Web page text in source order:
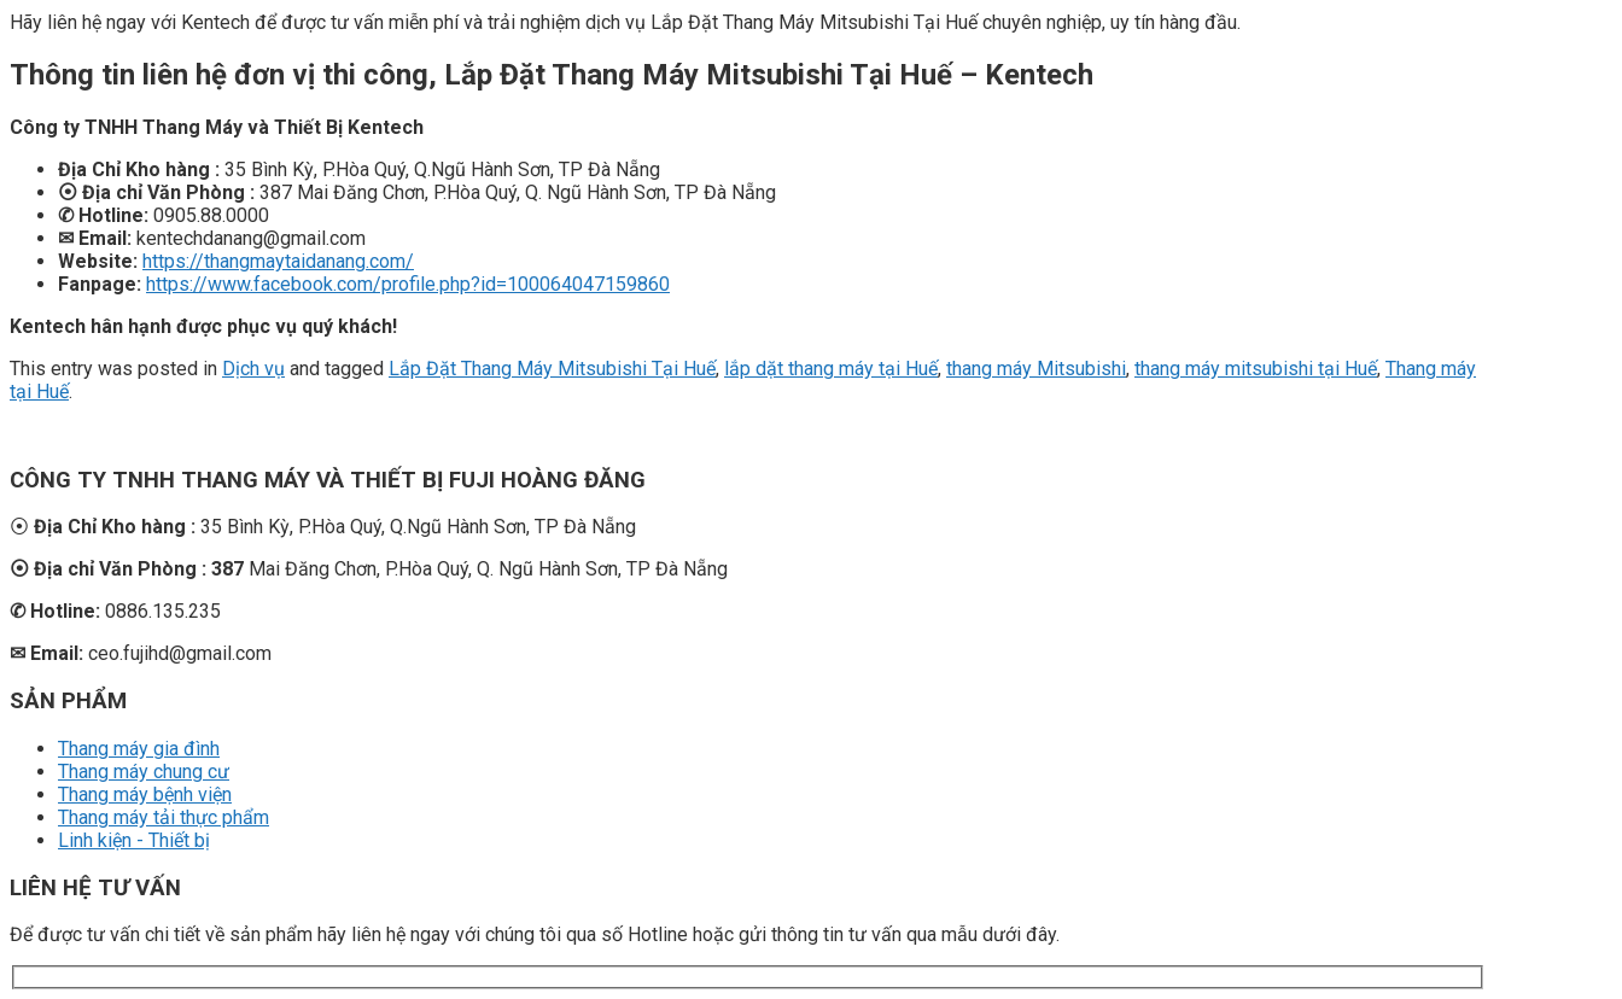
Hãy liên hệ ngay với Kentech để được tư vấn miễn phí và trải nghiệm dịch vụ Lắp Đặt Thang Máy Mitsubishi Tại Huế chuyên nghiệp, uy tín hàng đầu.
Thông tin liên hệ đơn vị thi công, Lắp Đặt Thang Máy Mitsubishi Tại Huế – Kentech
Công ty TNHH Thang Máy và Thiết Bị Kentech
Địa Chỉ Kho hàng : 35 Bình Kỳ, P.Hòa Quý, Q.Ngũ Hành Sơn, TP Đà Nẵng
⦿ Địa chỉ Văn Phòng : 387 Mai Đăng Chơn, P.Hòa Quý, Q. Ngũ Hành Sơn, TP Đà Nẵng
✆Hotline: 0905.88.0000
✉ Email: kentechdanang@gmail.com
Website: https://thangmaytaidanang.com/
Fanpage: https://www.facebook.com/profile.php?id=100064047159860
Kentech hân hạnh được phục vụ quý khách!
This entry was posted in Dịch vụ and tagged Lắp Đặt Thang Máy Mitsubishi Tại Huế, lắp dặt thang máy tại Huế, thang máy Mitsubishi, thang máy mitsubishi tại Huế, Thang máy
tại Huế.
CÔNG TY TNHH THANG MÁY VÀ THIẾT BỊ FUJI HOÀNG ĐĂNG
⦿ Địa Chỉ Kho hàng : 35 Bình Kỳ, P.Hòa Quý, Q.Ngũ Hành Sơn, TP Đà Nẵng
⦿ Địa chỉ Văn Phòng : 387 Mai Đăng Chơn, P.Hòa Quý, Q. Ngũ Hành Sơn, TP Đà Nẵng
✆Hotline: 0886.135.235
✉ Email: ceo.fujihd@gmail.com
SẢN PHẨM
Thang máy gia đình
Thang máy chung cư
Thang máy bệnh viện
Thang máy tải thực phẩm
Linh kiện - Thiết bị
LIÊN HỆ TƯ VẤN
Để được tư vấn chi tiết về sản phẩm hãy liên hệ ngay với chúng tôi qua số Hotline hoặc gửi thông tin tư vấn qua mẫu dưới đây.